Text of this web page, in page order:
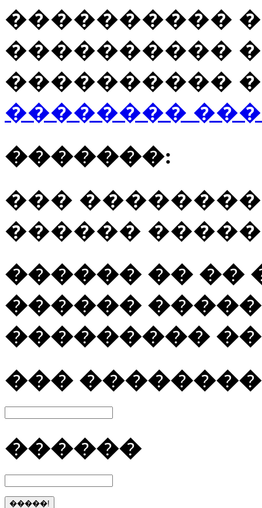
����������
����������
����������
��������
�������:
���
������
������ �� ��
������
���������
���
������